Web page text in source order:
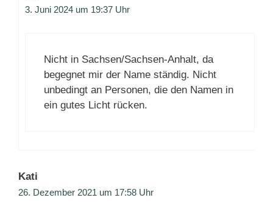
3. Juni 2024 um 19:37 Uhr
Nicht in Sachsen/Sachsen-Anhalt, da
begegnet mir der Name ständig. Nicht
unbedingt an Personen, die den Namen in
ein gutes Licht rücken.
Kati
26. Dezember 2021 um 17:58 Uhr